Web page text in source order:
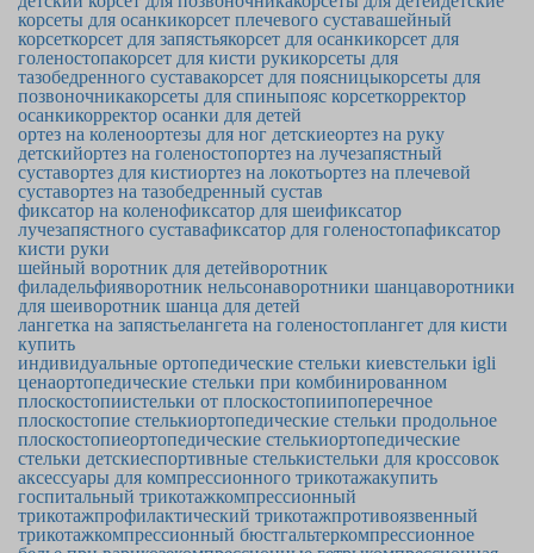
корсеты для осанкикорсет плечевого суставашейный
корсеткорсет для запястьякорсет для осанкикорсет для
голеностопакорсет для кисти рукикорсеты для
тазобедренного суставакорсет для поясницыкорсеты для
позвоночникакорсеты для спиныпояс корсеткорректор
осанкикорректор осанки для детей
ортез на коленоортезы для ног детскиеортез на руку
детскийортез на голеностопортез на лучезапястный
суставортез для кистиортез на локотьортез на плечевой
суставортез на тазобедренный сустав
фиксатор на коленофиксатор для шеификсатор
лучезапястного суставафиксатор для голеностопафиксатор
кисти руки
шейный воротник для детейворотник
филадельфияворотник нельсонаворотники шанцаворотники
для шеиворотник шанца для детей
лангетка на запястьелангета на голеностоплангет для кисти
купить
индивидуальные ортопедические стельки киевстельки igli
ценаортопедические стельки при комбинированном
плоскостопиистельки от плоскостопиипоперечное
плоскостопие стелькиортопедические стельки продольное
плоскостопиеортопедические стелькиортопедические
стельки детскиеспортивные стелькистельки для кроссовок
аксессуары для компрессионного трикотажакупить
госпитальный трикотажкомпрессионный
трикотажпрофилактический трикотажпротивоязвенный
трикотажкомпрессионный бюстгальтеркомпрессионное